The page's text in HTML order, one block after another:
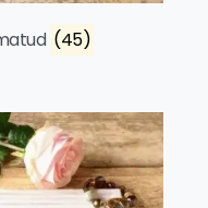
(45)